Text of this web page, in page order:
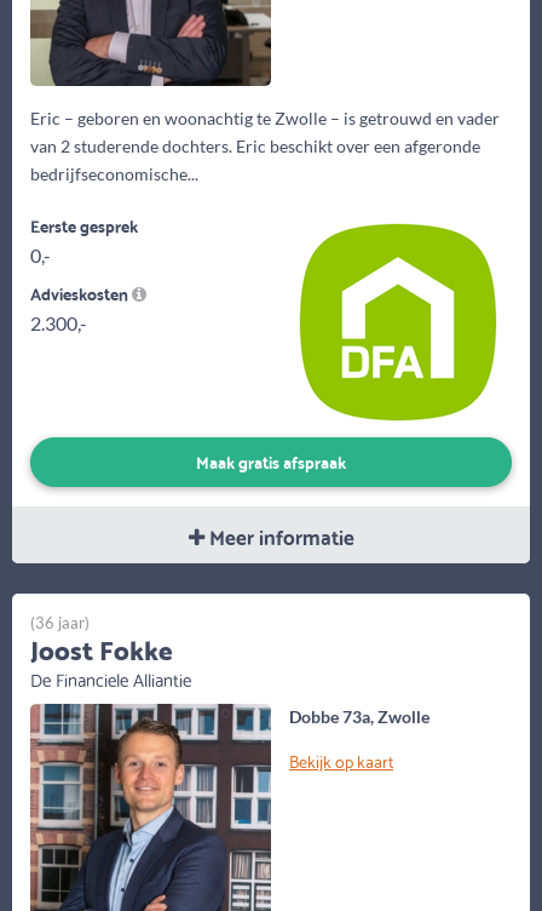
Eric – geboren en woonachtig te Zwolle – is getrouwd en vader
van 2 studerende dochters. Eric beschikt over een afgeronde
bedrijfseconomische...
Eerste gesprek
0,-
Advieskosten
2.300,-
Maak gratis afspraak
Meer informatie
Dobbe 73a, Zwolle
Bekijk op kaart
(36 jaar)
Joost Fokke
De Financiele Alliantie